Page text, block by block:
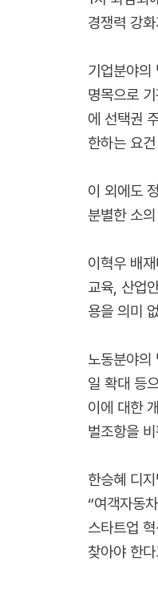
경쟁력 강
기업분야의
명목으로
에 선택권
한하는 요
이 외에도
분별한 소
이혁우 배
교육, 산업
용을 의미
노동분야의
일 확대 등
이에 대한
벌조항을
한승혜 디
“여객자동
스타트업
찾아야 한